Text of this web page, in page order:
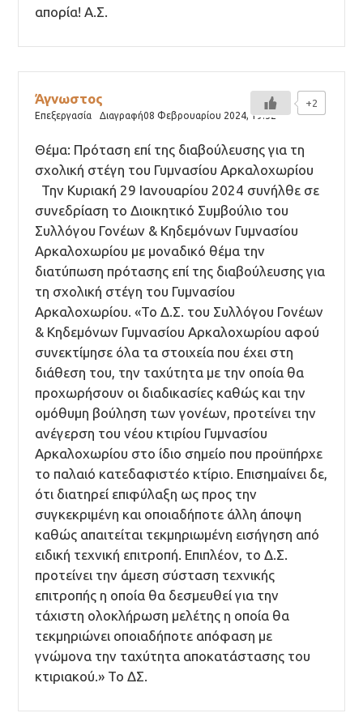
απορία! Α.Σ.
Άγνωστος
Επεξεργασία Διαγραφή08 Φεβρουαρίου 2024,19:52
Θέμα: Πρόταση επί της διαβούλευσης για τη
σχολική στέγη του Γυμνασίου Αρκαλοχωρίου
Την Κυριακή 29 Ιανουαρίου 2024 συνήλθε σε
συνεδρίαση το Διοικητικό Συμβούλιο του
Συλλόγου Γονέων & Κηδεμόνων Γυμνασίου
Αρκαλοχωρίου με μοναδικό θέμα την
διατύπωση πρότασης επί της διαβούλευσης για
τη σχολική στέγη του Γυμνασίου
Αρκαλοχωρίου. «Το Δ.Σ. του Συλλόγου Γονέων
& Κηδεμόνων Γυμνασίου Αρκαλοχωρίου αφού
συνεκτίμησε όλα τα στοιχεία που έχει στη
διάθεση του, την ταχύτητα με την οποία θα
προχωρήσουν οι διαδικασίες καθώς και την
ομόθυμη βούληση των γονέων, προτείνει την
ανέγερση του νέου κτιρίου Γυμνασίου
Αρκαλοχωρίου στο ίδιο σημείο που προϋπήρχε
το παλαιό κατεδαφιστέο κτίριο. Επισημαίνει δε,
ότι διατηρεί επιφύλαξη ως προς την
συγκεκριμένη και οποιαδήποτε άλλη άποψη
καθώς απαιτείται τεκμηριωμένη εισήγηση από
ειδική τεχνική επιτροπή. Επιπλέον, το Δ.Σ.
προτείνει την άμεση σύσταση τεχνικής
επιτροπής η οποία θα δεσμευθεί για την
τάχιστη ολοκλήρωση μελέτης η οποία θα
τεκμηριώνει οποιαδήποτε απόφαση με
γνώμονα την ταχύτητα αποκατάστασης του
κτιριακού.» Το ΔΣ.
+2